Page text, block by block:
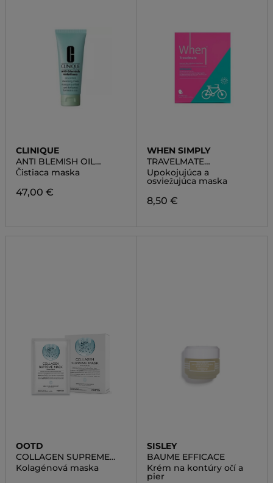
CLINIQUE
ANTI BLEMISH OIL
CONTROL MASK
Čistiaca maska
47,00 €
WHEN SIMPLY
TRAVELMATE
REFRESHING PREMIUM
BIO-CELLULOSE SHEET
MASK
Upokojujúca a
osviežujúca maska
8,50 €
OOTD
COLLAGEN SUPREME
MASK
Kolagénová maska
SISLEY
BAUME EFFICACE
Krém na kontúry očí a
pier